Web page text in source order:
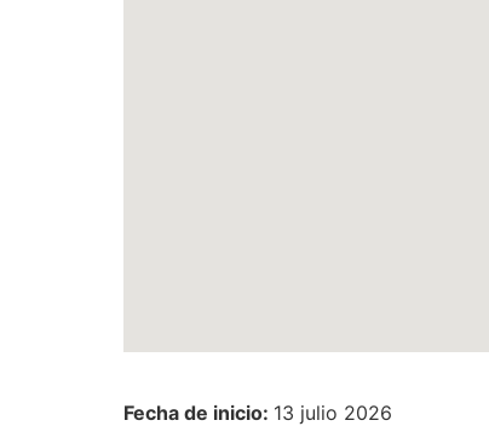
Fecha de inicio: 13 julio 2026